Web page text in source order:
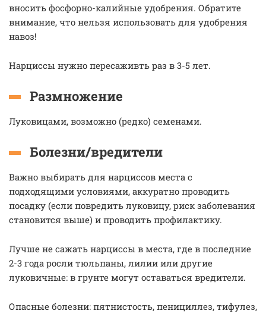
вносить фосфорно-калийные удобрения. Обратите
внимание, что нельзя использовать для удобрения
навоз!
Нарциссы нужно пересаживть раз в 3-5 лет.
Размножение
Луковицами, возможно (редко) семенами.
Болезни/вредители
Важно выбирать для нарциссов места с
подходящими условиями, аккуратно проводить
посадку (если повредить луковицу, риск заболевания
становится выше) и проводить профилактику.
Лучше не сажать нарциссы в места, где в последние
2-3 года росли тюльпаны, лилии или другие
луковичные: в грунте могут оставаться вредители.
Опасные болезни: пятнистость, пенициллез, тифулез,